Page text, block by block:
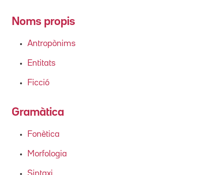
Noms propis
Antropònims
Entitats
Ficció
Gramàtica
Fonètica
Morfologia
Sintaxi